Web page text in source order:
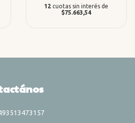
12 cuotas sin interés de
$75.663,54